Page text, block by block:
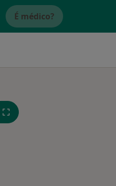
É médico?